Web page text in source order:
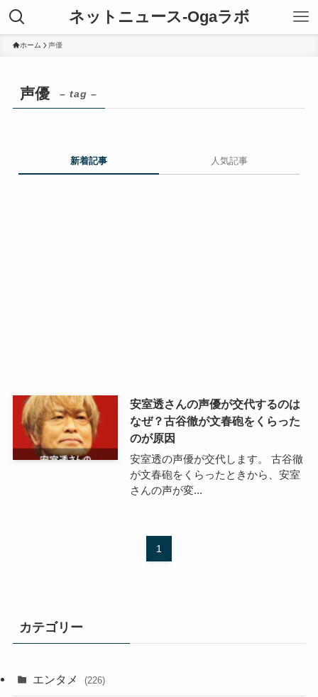
ネットニュース-Ogaラボ
ホーム 声優
声優 – tag –
新着記事 人気記事
安室透さんの声優が交代するのは
なぜ？古谷徹が文春砲をくらった
のが原因
安室透の声優が交代します。 古谷徹
が文春砲をくらったときから、安室
さんの声が変...
1
カテゴリー
エンタメ (226)